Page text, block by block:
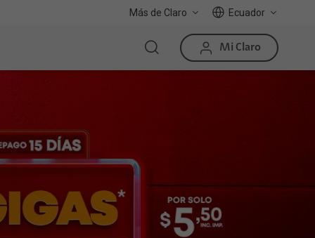
Más de Claro Ecuador
Mi Claro